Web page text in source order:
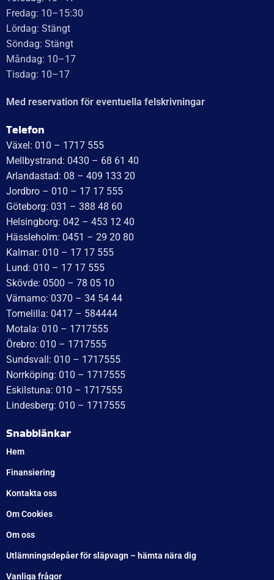
Tisdag: 10–17
Med reservation för eventuella felskrivningar
Telefon
Växel: 010 – 1717 555
Mellbystrand: 0430 – 68 61 40
Jordbro – 010 – 17 17 555
Göteborg: 031 – 388 48 60
Helsingborg: 042 – 453 12 40
Hässleholm: 0451 – 29 20 80
Kalmar: 010 – 17 17 555
Lund: 010 – 17 17 555
Skövde: 0500 – 78 05 10
Värnamo: 0370 – 34 54 44
Tomelilla: 0417 – 584444
Motala: 010 – 1717555
Örebro: 010 – 1717555
Sundsvall: 010 – 1717555
Norrköping: 010 – 1717555
Eskilstuna: 010 – 1717555
Lindesberg: 010 – 1717555
Snabblänkar
Hem
Finansiering
Kontakta oss
Om Cookies
Om oss
Utlämningsdepåer för släpvagn – hämta nära dig
Vanliga frågor
Blogg
Villkor
Integrationspolicy